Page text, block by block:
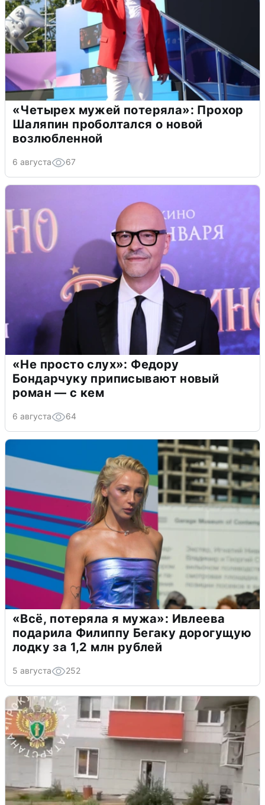
«Четырех мужей потеряла»: Прохор
Шаляпин проболтался о новой
возлюбленной
6 августа 67
«Не просто слух»: Федору
Бондарчуку приписывают новый
роман — с кем
6 августа 64
«Всё, потеряла я мужа»: Ивлеева
подарила Филиппу Бегаку дорогущую
лодку за 1,2 млн рублей
5 августа 252